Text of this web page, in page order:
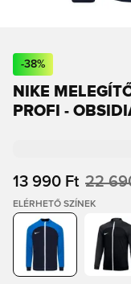
-38%
NIKE
PROFI -
13 990 Ft 22
ELÉRHETŐ SZÍNEK